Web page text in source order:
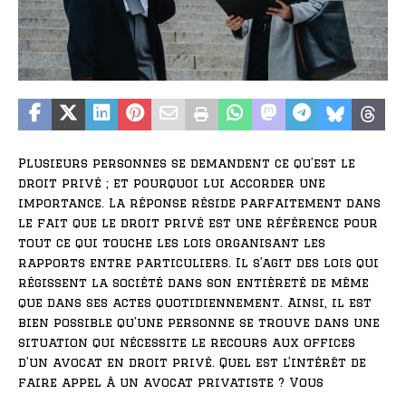
Plusieurs personnes se demandent ce qu’est le
droit privé ; et pourquoi lui accorder une
importance. La réponse réside parfaitement dans
le fait que le droit privé est une référence pour
tout ce qui touche les lois organisant les
rapports entre particuliers. Il s’agit des lois qui
régissent la société dans son entièreté de même
que dans ses actes quotidiennement. Ainsi, il est
bien possible qu’une personne se trouve dans une
situation qui nécessite le recours aux offices
d’un avocat en droit privé. Quel est l’intérêt de
faire appel à un avocat privatiste ? Vous